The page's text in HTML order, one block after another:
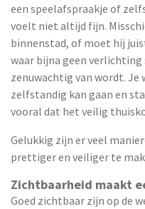
een speelafspraakje of
voelt niet altijd fijn.
binnenstad, of moet hij
waar bijna geen
zenuwachtig van wordt.
zelfstandig kan gaan en
vooral dat het veilig
Gelukkig zijn er veel
prettiger en veiliger te
Zichtbaarheid maakt
Goed zichtbaar zijn op de